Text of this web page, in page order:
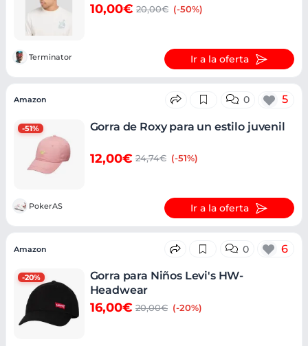
10,00€ 20,00€ (-50%)
Terminator Ir a la oferta
-51%
Amazon 0 5
Gorra de Roxy para un estilo juvenil
12,00€ 24,74€ (-51%)
PokerAS Ir a la oferta
-20%
Amazon 0 6
Gorra para Niños Levi's HW-
Headwear
16,00€ 20,00€ (-20%)